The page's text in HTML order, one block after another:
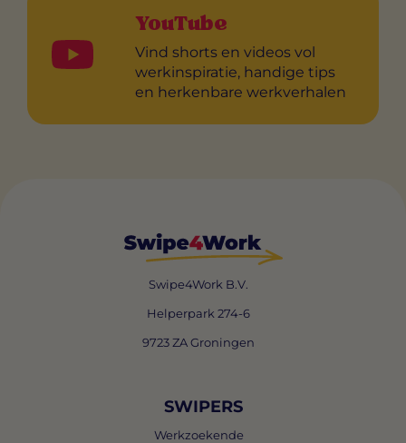
YouTube
Vind shorts en videos vol
werkinspiratie, handige tips
en herkenbare werkverhalen
Swipe4Work B.V.
Helperpark 274-6
9723 ZA Groningen
SWIPERS
Werkzoekende